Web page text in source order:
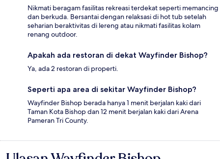
Nikmati beragam fasilitas rekreasi terdekat seperti memancing
dan berkuda. Bersantai dengan relaksasi di hot tub setelah
seharian beraktivitas di lereng atau nikmati fasilitas kolam
renang outdoor.
Apakah ada restoran di dekat Wayfinder Bishop?
Ya, ada 2 restoran di properti.
Seperti apa area di sekitar Wayfinder Bishop?
Wayfinder Bishop berada hanya 1 menit berjalan kaki dari
Taman Kota Bishop dan 12 menit berjalan kaki dari Arena
Pameran Tri County.